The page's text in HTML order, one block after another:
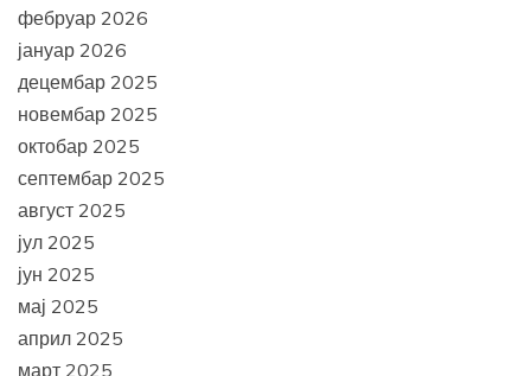
фебруар 2026
јануар 2026
децембар 2025
новембар 2025
октобар 2025
септембар 2025
август 2025
јул 2025
јун 2025
мај 2025
април 2025
март 2025